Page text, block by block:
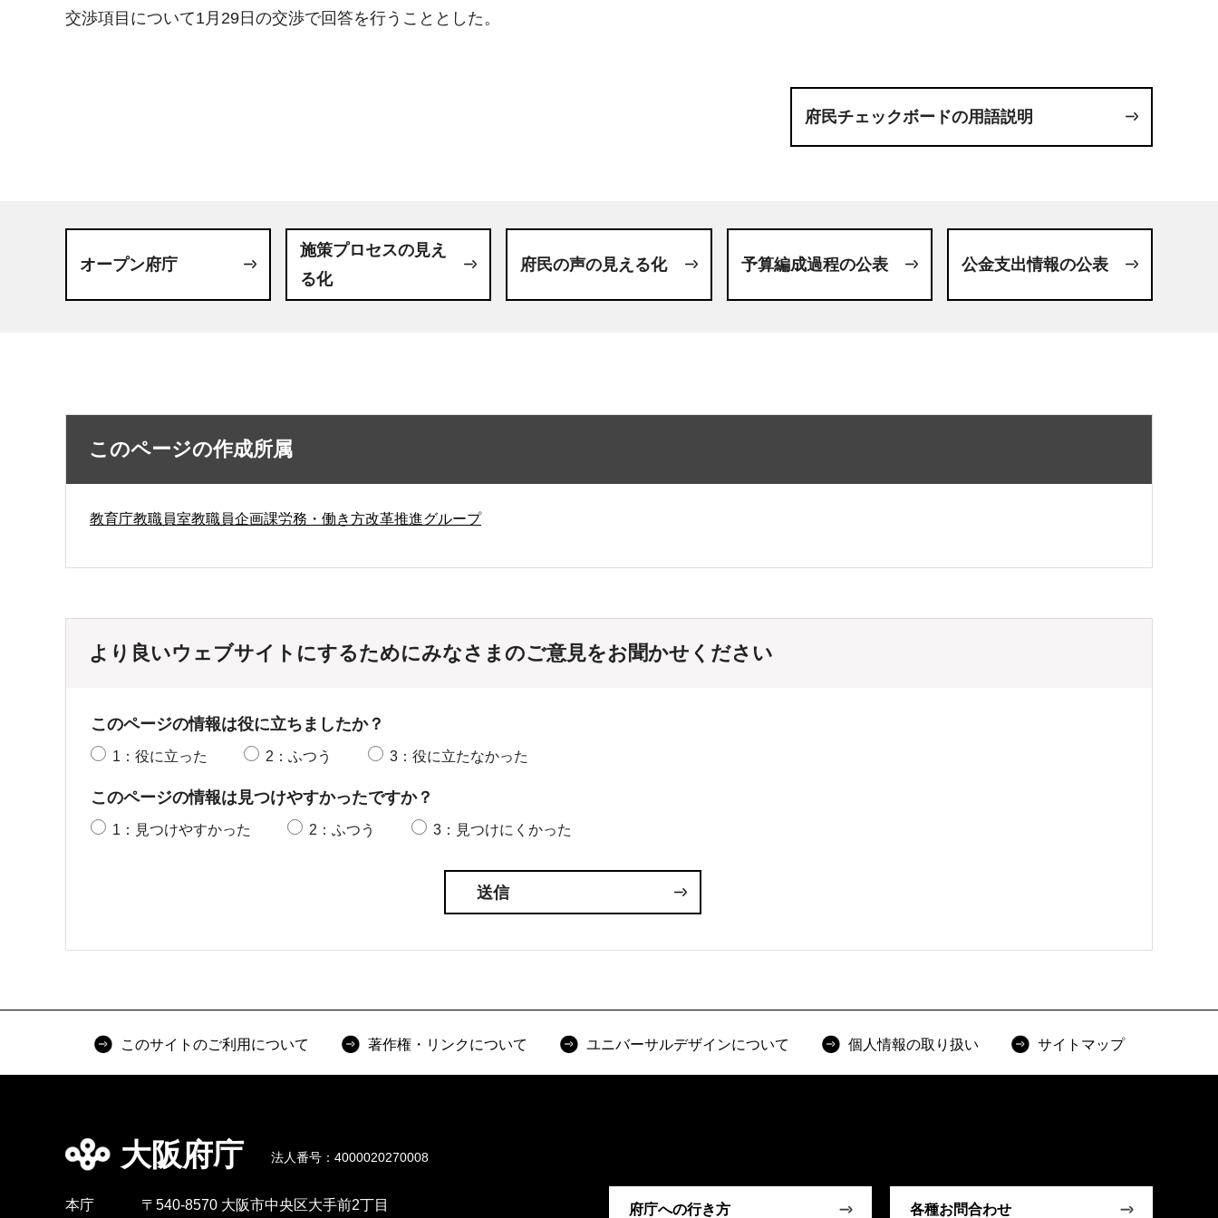
交渉項目について1月29日の交渉で回答を行うこととした。
府民チェックボードの用語説明
オープン府庁
施策プロセスの見え
る化
府民の声の見える化 予算編成過程の公表 公金支出情報の公表
このページの作成所属
教育庁教職員室教職員企画課労務・働き方改革推進グループ
より良いウェブサイトにするためにみなさまのご意見をお聞かせください
このページの情報は役に立ちましたか？
1：役に立った 2：ふつう 3：役に立たなかった
このページの情報は見つけやすかったですか？
1：見つけやすかった 2：ふつう 3：見つけにくかった
このサイトのご利用について 著作権・リンクについて ユニバーサルデザインについて 個人情報の取り扱い サイトマップ
大阪府庁 法人番号：4000020270008
本庁 〒540-8570 大阪市中央区大手前2丁目 府庁への行き方 各種お問合わせ